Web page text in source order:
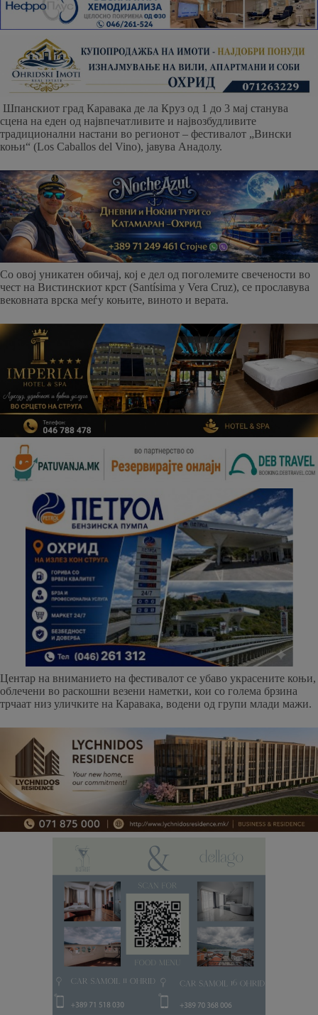
Шпанскиот град Каравака де ла Круз од 1 до 3 мај станува
сцена на еден од највпечатливите и највозбудливите
традиционални настани во регионот – фестивалот „Вински
коњи“ (Los Caballos del Vino), јавува Анадолу.
Со овој уникатен обичај, кој е дел од поголемите свечености во
чест на Вистинскиот крст (Santísima y Vera Cruz), се прославува
вековната врска меѓу коњите, виното и верата.
Центар на вниманието на фестивалот се убаво украсените коњи,
облечени во раскошни везени наметки, кои со голема брзина
трчаат низ уличките на Каравака, водени од групи млади мажи.